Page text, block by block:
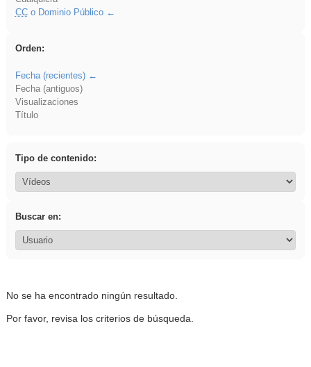
CCo Dominio Público
Orden:
Fecha (recientes)
Fecha (antiguos)
Visualizaciones
Título
Tipo de contenido:
Buscar en:
No se ha encontrado ningún resultado.
Por favor, revisa los criterios de búsqueda.